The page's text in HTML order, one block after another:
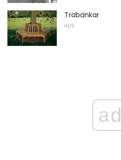
Träbänkar
HUS
ad